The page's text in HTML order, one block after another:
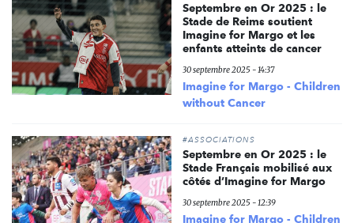
Septembre en Or 2025 : le
Stade de Reims soutient
Imagine for Margo et les
enfants atteints de cancer
30 septembre 2025 - 14:37
Imagine for Margo - Children
without Cancer
#ASSOCIATIONS
Septembre en Or 2025 : le
Stade Français mobilisé aux
côtés d’Imagine for Margo
30 septembre 2025 - 12:39
Imagine for Margo - Children